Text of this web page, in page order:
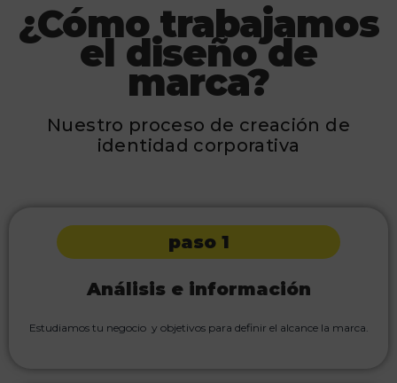
¿Cómo trabajamos
el diseño de
marca?
Nuestro proceso de creación de
identidad corporativa
paso 1
Análisis e información
Estudiamos tu negocio y objetivos para definir el alcance la marca.